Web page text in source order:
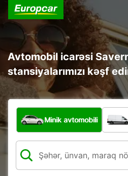
Avtomobil icarəsi
stansiyalarımızı kəşf
Hansı növ nəqliyyat vasitəsi?
Minik avtomobili